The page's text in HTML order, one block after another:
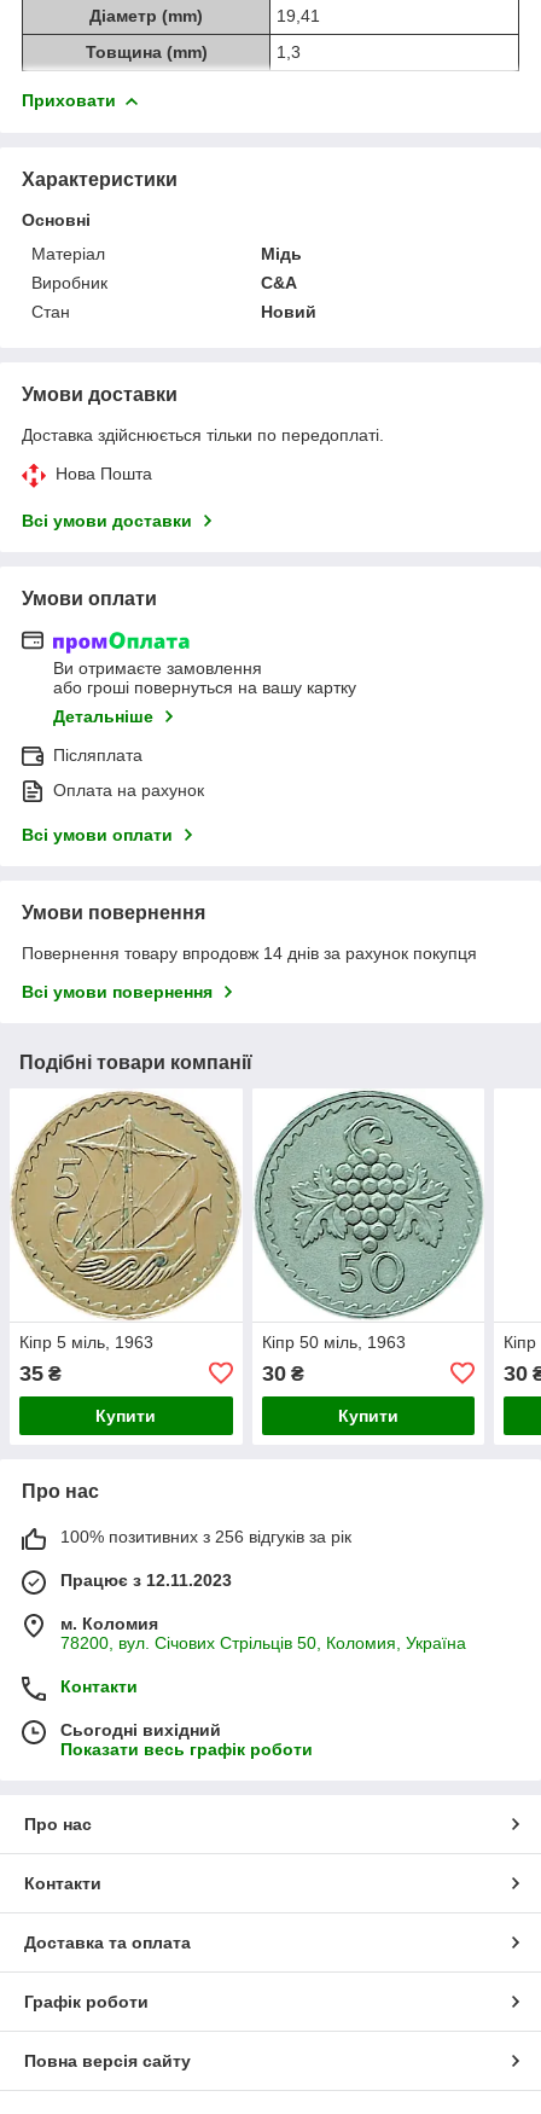
Діаметр (mm)
19,41
Товщина (mm)
1,3
Приховати
Характеристики
Основні
Матеріал
Мідь
Виробник
C&A
Стан
Новий
Умови доставки
Доставка здійснюється тільки по передоплаті.
Нова Пошта
Всі умови доставки
Умови оплати
Ви отримаєте замовлення
або гроші повернуться на вашу картку
Детальніше
Післяплата
Оплата на рахунок
Всі умови оплати
Умови повернення
Повернення товару впродовж 14 днів за рахунок покупця
Всі умови повернення
Подібні товари компанії
Кіпр 5 міль, 1963
35 ₴
Купити
Кіпр 50 міль, 1963
30₴
Купити
30
Про нас
100% позитивних з 256 відгуків за рік
Працює з 12.11.2023
м. Коломия
78200, вул. Січових Стрільців 50, Коломия, Україна
Контакти
Сьогодні вихідний
Показати весь графік роботи
Про нас
Контакти
Доставка та оплата
Графік роботи
Повна версія сайту